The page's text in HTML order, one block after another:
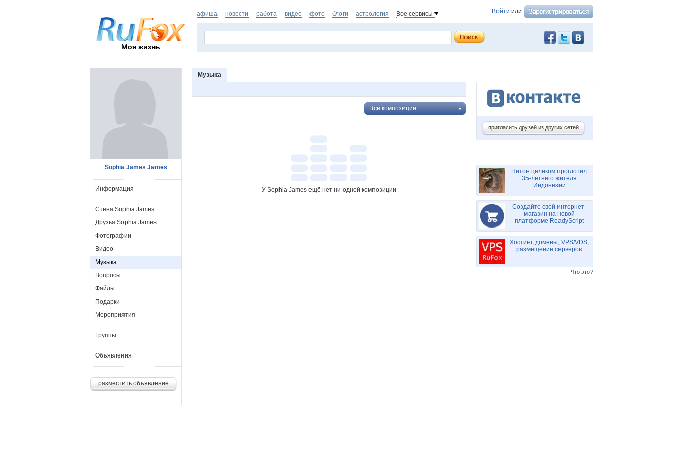
Моя жизнь
Войти или
афиша новости работа видео фото блоги астрология Все сервисы
Музыка
Все композиции
У Sophia James ещё нет ни одной композиции
Sophia James James
Информация
Стена Sophia James
Друзья Sophia James
Фотографии
Видео
Музыка
Вопросы
Файлы
Подарки
Мероприятия
Группы
Объявления
разместить объявление
пригласить друзей из других сетей
Питон целиком проглотил
35-летнего жителя
Индонезии
Создайте свой интернет-
магазин на новой
платформе ReadyScript
Хостинг, домены, VPS/VDS,
размещение серверов
Что это?